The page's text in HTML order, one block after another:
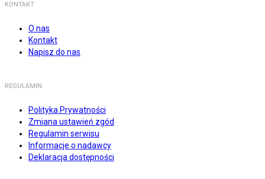
KONTAKT
O nas
Kontakt
Napisz do nas
REGULAMIN
Polityka Prywatności
Zmiana ustawień zgód
Regulamin serwisu
Informacje o nadawcy
Deklaracja dostępności